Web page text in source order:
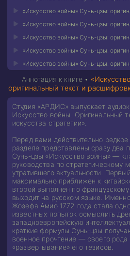
Аннотация к книге •
оригинальный текст и
Студия «АРДИС» выпускает
Искусство войны. Оригинальный
искусства стратегии».
Перед вами действительно
разделе представлены сразу два
Сунь-цзы «Искусство войны» —
руководства по стратегическому
утратившего актуальности.
максимально приближен к
второй выполнен по
выходит на русском языке.
Жозефа Амио 1772 года стала
известных попыток осмыслить
западноевропейскую
краткие формулы Сунь-цзы
военное прочтение — своего рода
«развертывание» его тезисов.